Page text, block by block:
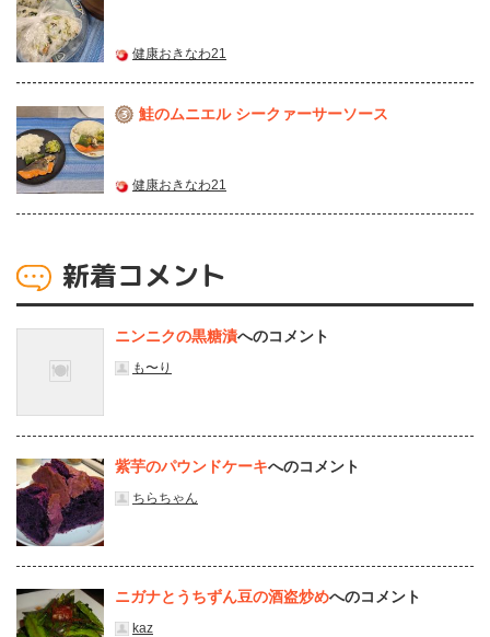
健康おきなわ21
3 鮭のムニエル シークァーサーソース
健康おきなわ21
新着コメント
ニンニクの黒糖漬へのコメント
も〜り
紫芋のパウンドケーキへのコメント
ちらちゃん
ニガナとうちずん豆の酒盗炒めへのコメント
kaz